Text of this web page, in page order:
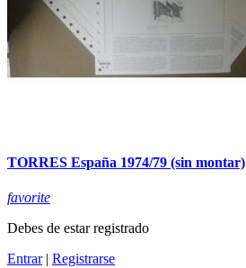
TORRES España 1974/79 (sin montar)
favorite
Debes de estar registrado
Entrar| Registrarse